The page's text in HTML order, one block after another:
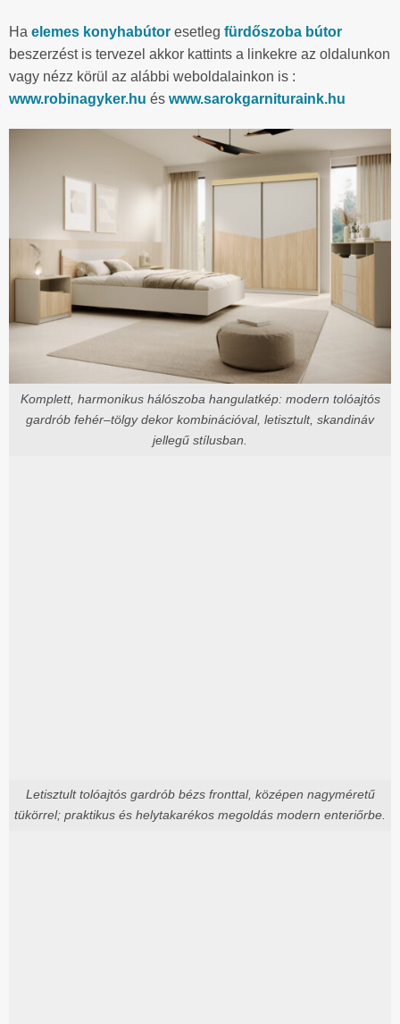
Ha elemes konyhabútor esetleg fürdőszoba bútor
beszerzést is tervezel akkor kattints a linkekre az oldalunkon
vagy nézz körül az alábbi weboldalainkon is :
www.robinagyker.hu és www.sarokgarnituraink.hu
Komplett, harmonikus hálószoba hangulatkép: modern tolóajtós
gardrób fehér–tölgy dekor kombinációval, letisztult, skandináv
jellegű stílusban.
Letisztult tolóajtós gardrób bézs fronttal, középen nagyméretű
tükörrel; praktikus és helytakarékos megoldás modern enteriőrbe.